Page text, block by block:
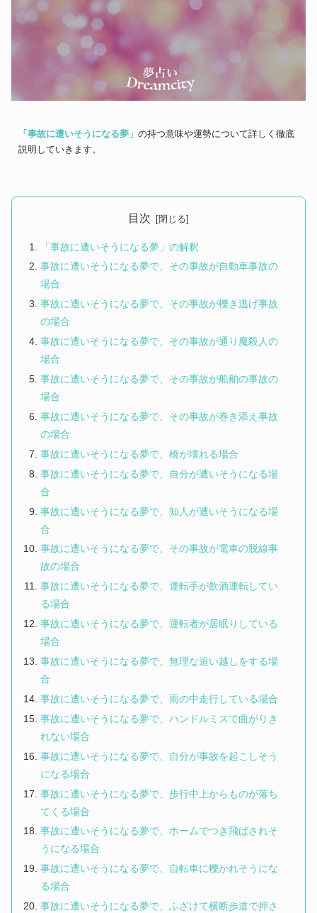
「事故に遭いそうになる夢」 の持つ意味や運勢について詳しく徹底
説明していきます。
目次
「事故に遭いそうになる夢」の解釈
事故に遭いそうになる夢で、その事故が自動車事故の
場合
事故に遭いそうになる夢で、その事故が轢き逃げ事故
の場合
事故に遭いそうになる夢で、その事故が通り魔殺人の
場合
事故に遭いそうになる夢で、その事故が船舶の事故の
場合
事故に遭いそうになる夢で、その事故が巻き添え事故
の場合
事故に遭いそうになる夢で、橋が壊れる場合
事故に遭いそうになる夢で、自分が遭いそうになる場
合
事故に遭いそうになる夢で、知人が遭いそうになる場
合
事故に遭いそうになる夢で、その事故が電車の脱線事
故の場合
事故に遭いそうになる夢で、運転手が飲酒運転してい
る場合
事故に遭いそうになる夢で、運転者が居眠りしている
場合
事故に遭いそうになる夢で、無理な追い越しをする場
合
事故に遭いそうになる夢で、雨の中走行している場合
事故に遭いそうになる夢で、ハンドルミスで曲がりき
れない場合
事故に遭いそうになる夢で、自分が事故を起こしそう
になる場合
事故に遭いそうになる夢で、歩行中上からものが落ち
てくる場合
事故に遭いそうになる夢で、ホームでつき飛ばされそ
うになる場合
事故に遭いそうになる夢で、自転車に轢かれそうにな
る場合
事故に遭いそうになる夢で、ふざけて横断歩道で押さ